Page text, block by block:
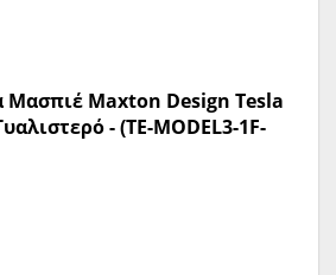
Μασπιέ Maxton Design Tesla
- (TE-MODEL3-1F-